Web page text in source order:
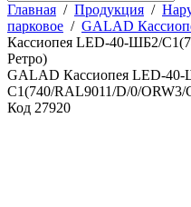
Главная / Продукция /
парковое / GALAD
Кассиопея LED-40-ШБ2/
Ретро)
GALAD Кассиопея LED-
С1(740/RAL9011/D/0/ORW3/
Код 27920